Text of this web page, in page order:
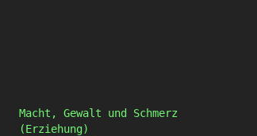
Macht, Gewalt und Schmerz
(Erziehung)